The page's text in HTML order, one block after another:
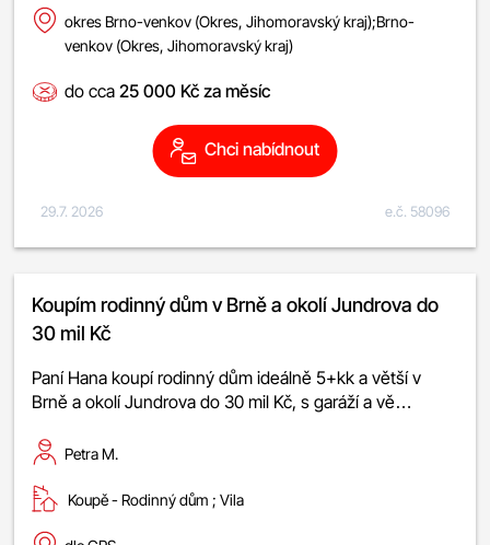
okres Brno-venkov (Okres, Jihomoravský kraj);Brno-
venkov (Okres, Jihomoravský kraj)
do cca25 000 Kč za měsíc
Chci nabídnout
29.7. 2026 e.č. 58096
Koupím rodinný dům v Brně a okolí Jundrova do
30 mil Kč
Paní Hana koupí rodinný dům ideálně 5+kk a větší v
Brně a okolí Jundrova do 30 mil Kč, s garáží a vě…
Petra M.
Koupě - rodinný dům ; vila